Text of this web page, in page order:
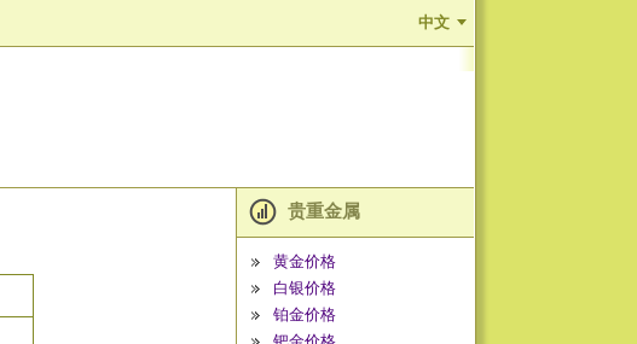
中文
贵重金属
黄金价格
白银价格
铂金价格